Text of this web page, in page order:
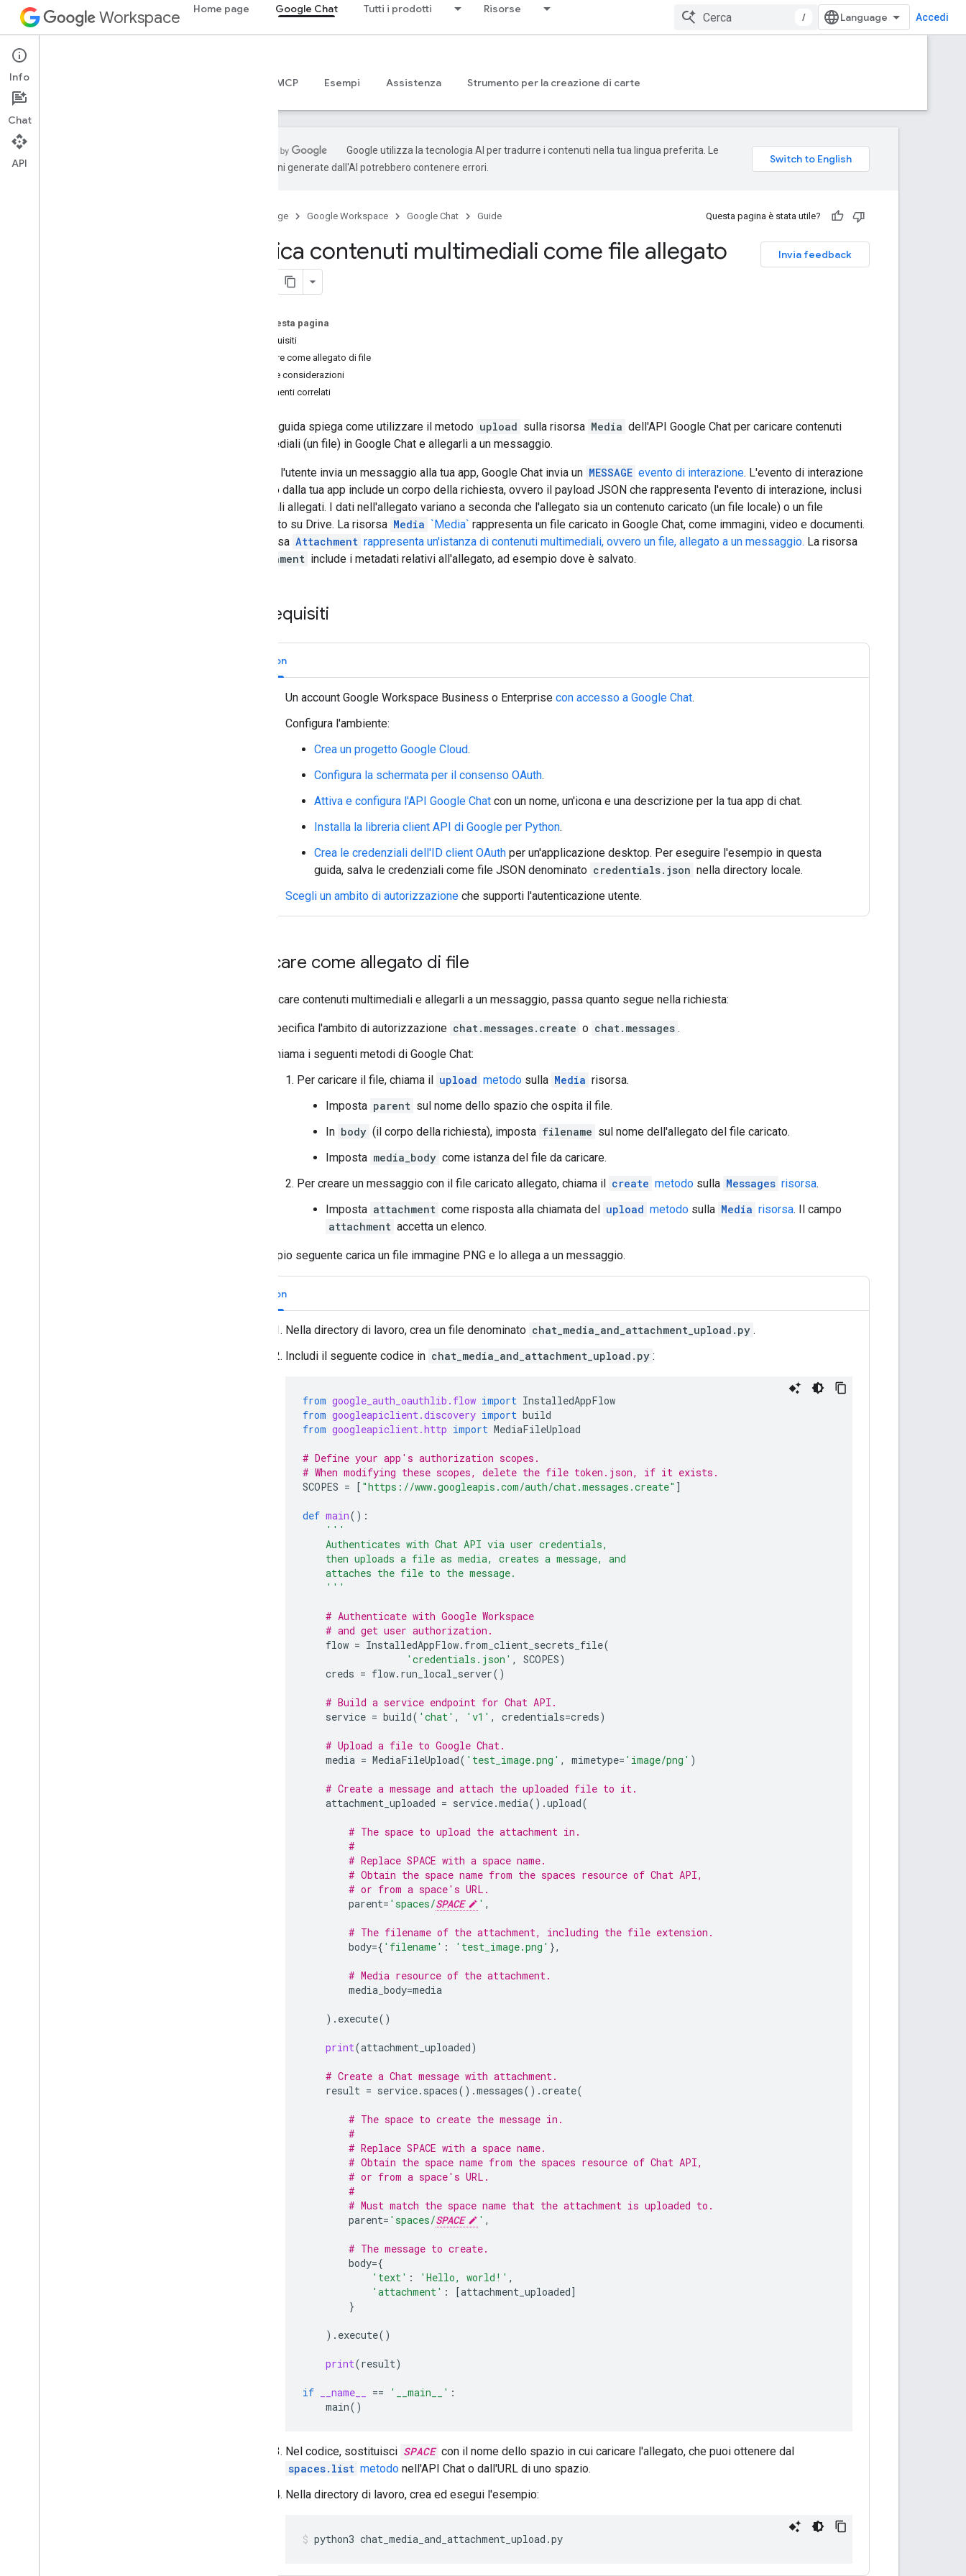
Workspace Home page Google Chat Tutti i prodotti Risorse
/ Accedi
Google Chat
Panoramica Server MCP Esempi Assistenza Strumento per la creazione di carte
Google utilizza la tecnologia AI per tradurre i contenuti nella tua lingua preferita. Le
traduzioni generate dall'AI potrebbero contenere errori.
Home page Google Workspace Google Chat Guide Questa pagina è stata utile?
Invia feedback
Carica contenuti multimediali come file allegato
Su questa pagina
Prerequisiti
Caricare come allegato di file
Limiti e considerazioni
Argomenti correlati
Questa guida spiega come utilizzare il metodo upload sulla risorsa Media dell'API Google Chat per caricare contenuti
multimediali (un file) in Google Chat e allegarli a un messaggio.
Quando l'utente invia un messaggio alla tua app, Google Chat invia un MESSAGE evento di interazione. L'evento di interazione
ricevuto dalla tua app include un corpo della richiesta, ovvero il payload JSON che rappresenta l'evento di interazione, inclusi
eventuali allegati. I dati nell'allegato variano a seconda che l'allegato sia un contenuto caricato (un file locale) o un file
archiviato su Drive. La risorsa Media `Media` rappresenta un file caricato in Google Chat, come immagini, video e documenti.
La risorsa Attachment rappresenta un'istanza di contenuti multimediali, ovvero un file, allegato a un messaggio. La risorsa
Attachment include i metadati relativi all'allegato, ad esempio dove è salvato.
Prerequisiti
Python
Un account Google Workspace Business o Enterprise con accesso a Google Chat.
Configura l'ambiente:
Crea un progetto Google Cloud.
Configura la schermata per il consenso OAuth.
Attiva e configura l'API Google Chat con un nome, un'icona e una descrizione per la tua app di chat.
Installa la libreria client API di Google per Python.
Crea le credenziali dell'ID client OAuth per un'applicazione desktop. Per eseguire l'esempio in questa
guida, salva le credenziali come file JSON denominato credentials.json nella directory locale.
Scegli un ambito di autorizzazione che supporti l'autenticazione utente.
Caricare come allegato di file
Per caricare contenuti multimediali e allegarli a un messaggio, passa quanto segue nella richiesta:
Specifica l'ambito di autorizzazione chat.messages.create o chat.messages .
Chiama i seguenti metodi di Google Chat:
Per caricare il file, chiama il upload metodo sulla Media risorsa.
Imposta parent sul nome dello spazio che ospita il file.
In body (il corpo della richiesta), imposta filename sul nome dell'allegato del file caricato.
Imposta media_body come istanza del file da caricare.
Per creare un messaggio con il file caricato allegato, chiama il create metodo sulla Messages risorsa.
Imposta attachment come risposta alla chiamata del upload metodo sulla Media risorsa. Il campo
attachment accetta un elenco.
L'esempio seguente carica un file immagine PNG e lo allega a un messaggio.
Python
Nella directory di lavoro, crea un file denominato chat_media_and_attachment_upload.py .
Includi il seguente codice in chat_media_and_attachment_upload.py :
from google_auth_oauthlib.flow import InstalledAppFlow
from googleapiclient.discovery import build
from googleapiclient.http import MediaFileUpload
# Define your app's authorization scopes.
# When modifying these scopes, delete the file token.json, if it exists.
SCOPES = [ "https://www.googleapis.com/auth/chat.messages.create" ]
def main():
'''
    Authenticates with Chat API via user credentials,
    then uploads a file as media, creates a message, and
    attaches the file to the message.
    '''
# Authenticate with Google Workspace
# and get user authorization.
flow = InstalledAppFlow. from_client_secrets_file(
'credentials.json' , SCOPES)
creds = flow. run_local_server()
# Build a service endpoint for Chat API.
service = build( 'chat' , 'v1' , credentials=creds)
# Upload a file to Google Chat.
media = MediaFileUpload( 'test_image.png' , mimetype= 'image/png' )
# Create a message and attach the uploaded file to it.
attachment_uploaded = service.media() .upload(
# The space to upload the attachment in.
#
# Replace SPACE with a space name.
# Obtain the space name from the spaces resource of Chat API,
# or from a space's URL.
parent= 'spaces/SPACE ' ,
# The filename of the attachment, including the file extension.
body={ 'filename' : 'test_image.png' },
# Media resource of the attachment.
media_body=media
) . execute()
print(attachment_uploaded)
# Create a Chat message with attachment.
result = service. spaces() .messages() .create(
# The space to create the message in.
#
# Replace SPACE with a space name.
# Obtain the space name from the spaces resource of Chat API,
# or from a space's URL.
#
# Must match the space name that the attachment is uploaded to.
parent= 'spaces/SPACE ' ,
# The message to create.
body={
'text' : 'Hello, world!' ,
'attachment' : [attachment_uploaded]
}
) . execute()
print(result)
if __name__ == '__main__' :
main()
Nel codice, sostituisci SPACE con il nome dello spazio in cui caricare l'allegato, che puoi ottenere dal
spaces.list metodo nell'API Chat o dall'URL di uno spazio.
Nella directory di lavoro, crea ed esegui l'esempio:
python3 chat_media_and_attachment_upload.py
Info
Chat
API